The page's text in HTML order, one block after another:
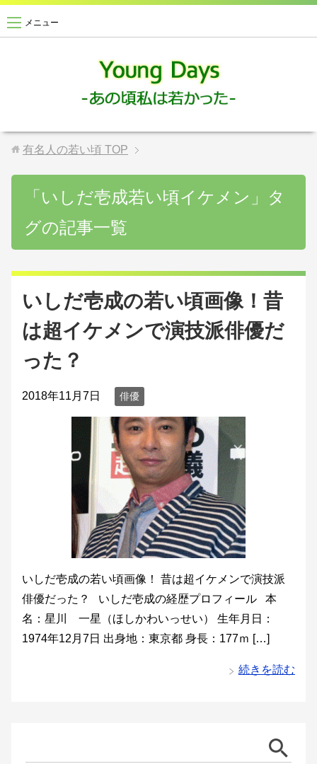
メニュー
有名人の若い頃 TOP
「いしだ壱成若い頃イケメン」タ
グの記事一覧
いしだ壱成の若い頃画像！昔
は超イケメンで演技派俳優だ
った？
2018年11月7日 俳優
いしだ壱成の若い頃画像！ 昔は超イケメンで演技派
俳優だった？ いしだ壱成の経歴プロフィール 本
名：星川 一星（ほしかわいっせい） 生年月日：
1974年12月7日 出身地：東京都 身長：177ｍ […]
続きを読む